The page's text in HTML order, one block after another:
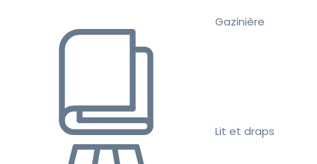
Gazinière
Lit et draps